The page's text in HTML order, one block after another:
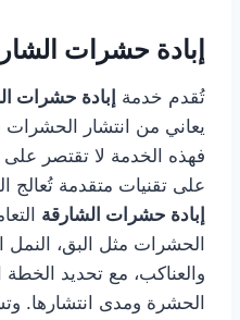
إبادة حشرات
تُقدم خدمة إبادة حشرات
يعاني من انتشار
فهذه الخدمة لا تقتصر
على تقنيات متقدمة
إبادة حشرات الشارقة
الحشرات مثل البق، النمل
والعناكب، مع تحديد
الحشرة ومدى انتشارها.